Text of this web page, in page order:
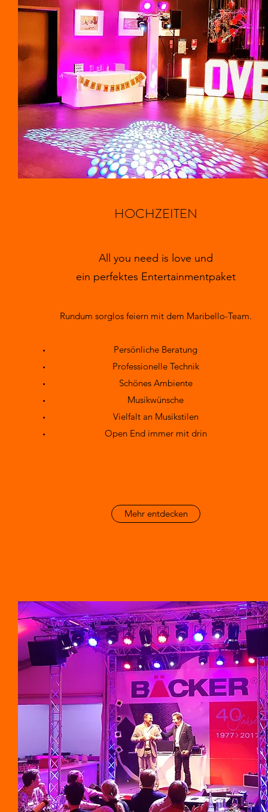
HOCHZEITEN
All you need is love und
ein perfektes Entertainmentpaket
Rundum sorglos feiern mit dem Maribello-Team.
Persönliche Beratung
Professionelle Technik
Schönes Ambiente
Musikwünsche
Vielfalt an Musikstilen
Open End immer mit drin
Mehr entdecken